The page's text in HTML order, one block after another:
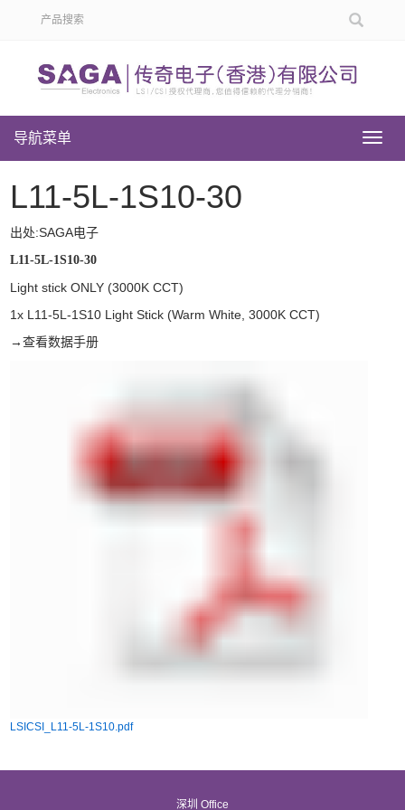
导
航
导航菜单
L11-5L-1S10-30
出处:SAGA电子
L11-5L-1S10-30
Light stick ONLY (3000K CCT)
1x L11-5L-1S10 Light Stick (Warm White, 3000K CCT)
→查看数据手册
LSICSI_L11-5L-1S10.pdf
深圳 Office